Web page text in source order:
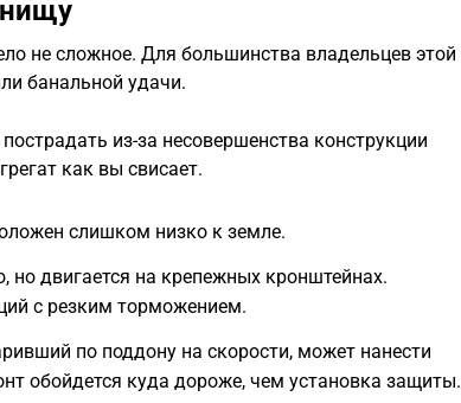
не сложное. Для большинства владельцев этой
банальной удачи.
из-за несовершенства конструкции
как вы свисает.
слишком низко к земле.
но двигается на крепежных кронштейнах.
с резким торможением.
по поддону на скорости, может нанести
обойдется куда дороже, чем установка защиты.